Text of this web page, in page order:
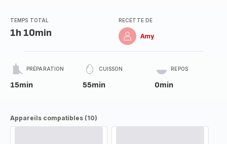
TEMPS TOTAL
1h 10min
RECETTE DE
Amy
PRÉPARATION
15min
CUISSON
55min
REPOS
0min
Appareils compatibles (10)